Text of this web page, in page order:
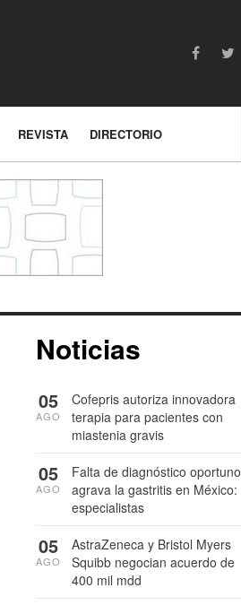
REVISTA DIRECTORIO
Noticias
Cofepris autoriza innovadora
terapia para pacientes con
miastenia gravis
05
AGO
Falta de diagnóstico oportuno
agrava la gastritis en México:
especialistas
05
AGO
AstraZeneca y Bristol Myers
Squibb negocian acuerdo de
400 mil mdd
05
AGO